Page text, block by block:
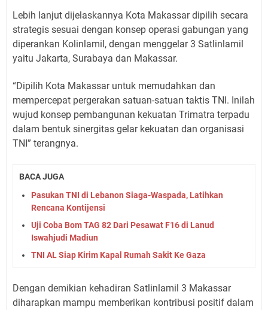
Lebih lanjut dijelaskannya Kota Makassar dipilih secara
strategis sesuai dengan konsep operasi gabungan yang
diperankan Kolinlamil, dengan menggelar 3 Satlinlamil
yaitu Jakarta, Surabaya dan Makassar.
“Dipilih Kota Makassar untuk memudahkan dan
mempercepat pergerakan satuan-satuan taktis TNI. Inilah
wujud konsep pembangunan kekuatan Trimatra terpadu
dalam bentuk sinergitas gelar kekuatan dan organisasi
TNI” terangnya.
BACA JUGA
Pasukan TNI di Lebanon Siaga-Waspada, Latihkan
Rencana Kontijensi
Uji Coba Bom TAG 82 Dari Pesawat F16 di Lanud
Iswahjudi Madiun
TNI AL Siap Kirim Kapal Rumah Sakit Ke Gaza
Dengan demikian kehadiran Satlinlamil 3 Makassar
diharapkan mampu memberikan kontribusi positif dalam